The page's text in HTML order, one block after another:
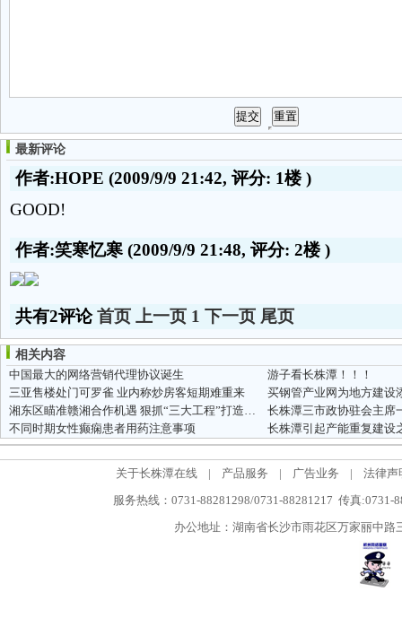
最新评论
作者:HOPE (2009/9/9 21:42, 评分: 1楼)
GOOD!
作者:笑寒忆寒 (2009/9/9 21:48, 评分: 2楼)
共有2评论首页 上一页 1 下一页 尾页
相关内容
中国最大的网络营销代理协议诞生
游子看长株潭！！！
三亚售楼处门可罗雀 业内称炒房客短期难重来
买钢管产业网为地方建设
湘东区瞄准赣湘合作机遇 狠抓“三大工程”打造长株潭后花园
长株潭三市政协驻会主席
不同时期女性癫痫患者用药注意事项
关于长株潭在线 | 产品服务 | 广告业务 |
法律声
服务热线：0731-88281298/0731-88281217 传真:0731-
办公地址：湖南省长沙市雨花区万家丽中